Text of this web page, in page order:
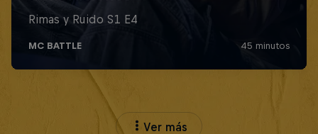
Ver más